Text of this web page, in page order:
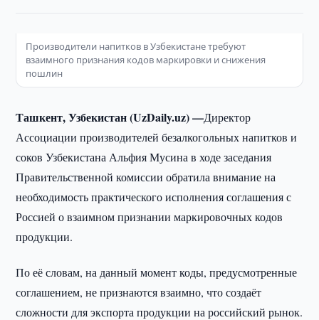
Производители напитков в Узбекистане требуют
взаимного признания кодов маркировки и снижения
пошлин
Ташкент, Узбекистан (UzDaily.uz) —Директор
Ассоциации производителей безалкогольных напитков и
соков Узбекистана Альфия Мусина в ходе заседания
Правительственной комиссии обратила внимание на
необходимость практического исполнения соглашения с
Россией о взаимном признании маркировочных кодов
продукции.
По её словам, на данный момент коды, предусмотренные
соглашением, не признаются взаимно, что создаёт
сложности для экспорта продукции на российский рынок.